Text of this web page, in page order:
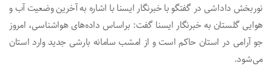
نوربخش داداشی در گفتگو با خبرنگار ایسنا با اشاره به آخرین وضعیت آب و
هوایی گلستان به خبرنگار ایسنا گفت: براساس داده‌های هواشناسی، امروز
جو آرامی در استان حاکم است و از امشب سامانه بارشی جدید وارد استان
می‌شود.